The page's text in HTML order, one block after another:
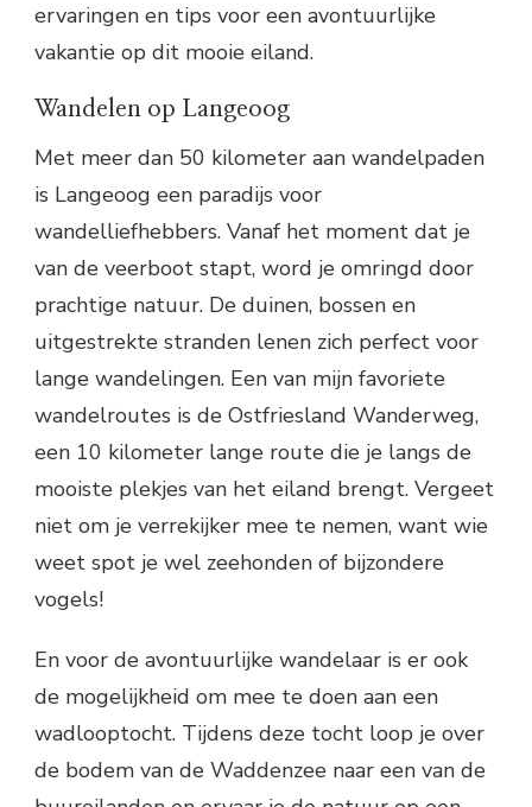
ervaringen en tips voor een avontuurlijke
vakantie op dit mooie eiland.
Wandelen op Langeoog
Met meer dan 50 kilometer aan wandelpaden
is Langeoog een paradijs voor
wandelliefhebbers. Vanaf het moment dat je
van de veerboot stapt, word je omringd door
prachtige natuur. De duinen, bossen en
uitgestrekte stranden lenen zich perfect voor
lange wandelingen. Een van mijn favoriete
wandelroutes is de Ostfriesland Wanderweg,
een 10 kilometer lange route die je langs de
mooiste plekjes van het eiland brengt. Vergeet
niet om je verrekijker mee te nemen, want wie
weet spot je wel zeehonden of bijzondere
vogels!
En voor de avontuurlijke wandelaar is er ook
de mogelijkheid om mee te doen aan een
wadlooptocht. Tijdens deze tocht loop je over
de bodem van de Waddenzee naar een van de